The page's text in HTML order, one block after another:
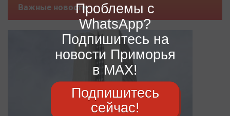
Важные новостиПроблемы с
WhatsApp?
Подпишитесь на
новости Приморья
в MAX!
Подпишитесь
сейчас!